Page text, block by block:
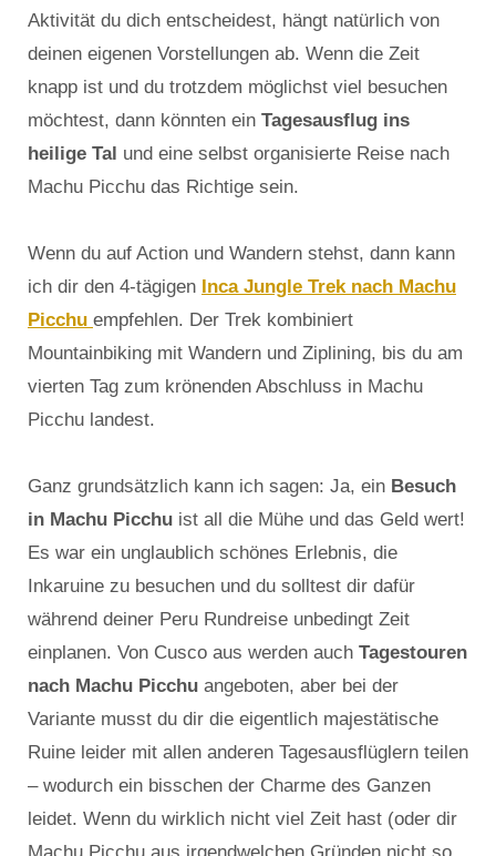
Aktivität du dich entscheidest, hängt natürlich von
deinen eigenen Vorstellungen ab. Wenn die Zeit
knapp ist und du trotzdem möglichst viel besuchen
möchtest, dann könnten ein Tagesausflug ins
heilige Tal und eine selbst organisierte Reise nach
Machu Picchu das Richtige sein.
Wenn du auf Action und Wandern stehst, dann kann
ich dir den 4-tägigen Inca Jungle Trek nach Machu
Picchu empfehlen. Der Trek kombiniert
Mountainbiking mit Wandern und Ziplining, bis du am
vierten Tag zum krönenden Abschluss in Machu
Picchu landest.
Ganz grundsätzlich kann ich sagen: Ja, ein Besuch
in Machu Picchu ist all die Mühe und das Geld wert!
Es war ein unglaublich schönes Erlebnis, die
Inkaruine zu besuchen und du solltest dir dafür
während deiner Peru Rundreise unbedingt Zeit
einplanen. Von Cusco aus werden auch Tagestouren
nach Machu Picchu angeboten, aber bei der
Variante musst du dir die eigentlich majestätische
Ruine leider mit allen anderen Tagesausflüglern teilen
– wodurch ein bisschen der Charme des Ganzen
leidet. Wenn du wirklich nicht viel Zeit hast (oder dir